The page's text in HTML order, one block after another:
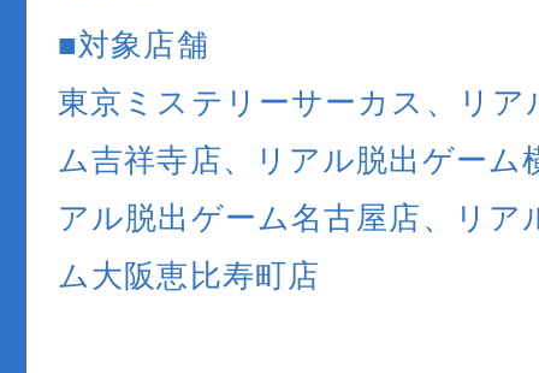
■対象店舗
東京ミステリーサーカス、リア
ム吉祥寺店、リアル脱出ゲーム
アル脱出ゲーム名古屋店、リア
ム大阪恵比寿町店